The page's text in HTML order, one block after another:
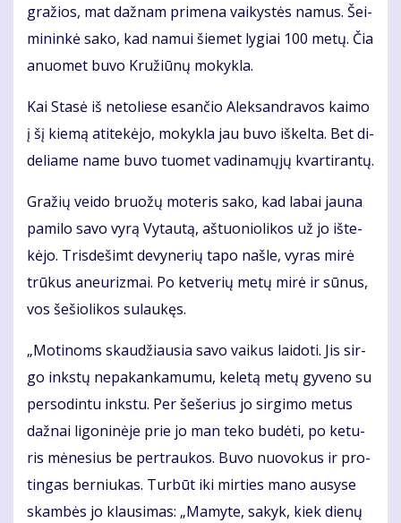
gra­žios, mat daž­nam pri­me­na vai­kys­tės na­mus. Šei­
mi­nin­kė sa­ko, kad na­mui šie­met ly­giai 100 me­tų. Čia
anuo­met bu­vo Kru­žiū­nų mo­kyk­la.
Kai Sta­sė iš ne­to­lie­se esan­čio Alek­san­dra­vos kai­mo
į šį kie­mą ati­te­kė­jo, mo­kyk­la jau bu­vo iš­kel­ta. Bet di­
de­lia­me na­me bu­vo tuo­met va­di­na­mų­jų kvar­ti­ran­tų.
Gra­žių vei­do bruo­žų mo­te­ris sa­ko, kad la­bai jau­na
pa­mi­lo sa­vo vy­rą Vy­tau­tą, aš­tuo­nio­li­kos už jo iš­te­
kė­jo. Tris­de­šimt de­vy­ne­rių ta­po naš­le, vy­ras mi­rė
trū­kus aneu­riz­mai. Po ket­ve­rių me­tų mi­rė ir sū­nus,
vos še­šio­li­kos su­lau­kęs.
„Mo­ti­noms skau­džiau­sia sa­vo vai­kus lai­do­ti. Jis sir­
go inks­tų ne­pa­kan­ka­mu­mu, ke­le­tą me­tų gy­ve­no su
per­so­din­tu inks­tu. Per še­še­rius jo sir­gi­mo me­tus
daž­nai li­go­ni­nė­je prie jo man te­ko bu­dė­ti, po ke­tu­
ris mė­ne­sius be per­trau­kos. Bu­vo nuo­vo­kus ir pro­
tin­gas ber­niu­kas. Tur­būt iki mir­ties ma­no au­sy­se
skam­bės jo klau­si­mas: „Ma­my­te, sa­kyk, kiek die­nų